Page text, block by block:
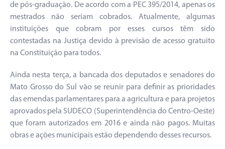
de pós-graduação. De acordo com a PEC 395/2014, apenas os
mestrados não seriam cobrados. Atualmente, algumas
instituições que cobram por esses cursos têm sido
contestadas na Justiça devido à previsão de acesso gratuito
na Constituição para todos.
Ainda nesta terça, a bancada dos deputados e senadores do
Mato Grosso do Sul vão se reunir para definir as prioridades
das emendas parlamentares para a agricultura e para projetos
aprovados pela SUDECO (Superintendência do Centro-Oeste)
que foram autorizados em 2016 e ainda não pagos. Muitas
obras e ações municipais estão dependendo desses recursos.